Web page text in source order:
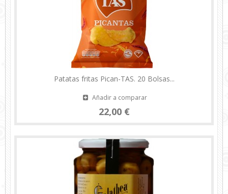
Patatas fritas Pican-TAS. 20 Bolsas...
Añadir a comparar
22,00 €